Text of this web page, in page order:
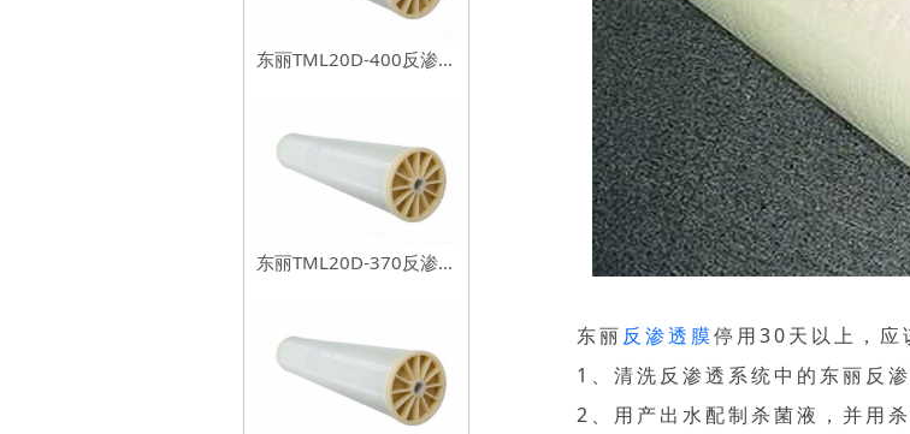
东丽TML20D-400反渗透
东丽TML20D-370反渗透
东丽反渗透膜停用30天以上，应
1、清洗反渗透系统中的东丽反渗
2、用产出水配制杀菌液，并用